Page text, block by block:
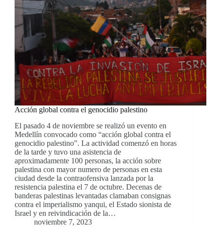
Acción global contra el genocidio palestino
El pasado 4 de noviembre se realizó un evento en
Medellín convocado como “acción global contra el
genocidio palestino”. La actividad comenzó en horas
de la tarde y tuvo una asistencia de
aproximadamente 100 personas, la acción sobre
palestina con mayor numero de personas en esta
ciudad desde la contraofensiva lanzada por la
resistencia palestina el 7 de octubre. Decenas de
banderas palestinas levantadas clamaban consignas
contra el imperialismo yanqui, el Estado sionista de
Israel y en reivindicación de la…
noviembre 7, 2023